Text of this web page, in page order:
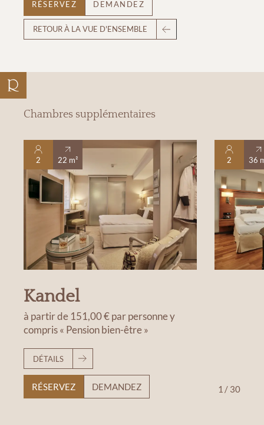
RÉSERVEZ DEMANDEZ
RETOUR À LA VUE D'ENSEMBLE
Chambres supplémentaires
2 22 m²
Kandel
à partir de 151,00 €par personney
compris « Pension bien-être »
DÉTAILS
RÉSERVEZ DEMANDEZ
2 36
1 / 30